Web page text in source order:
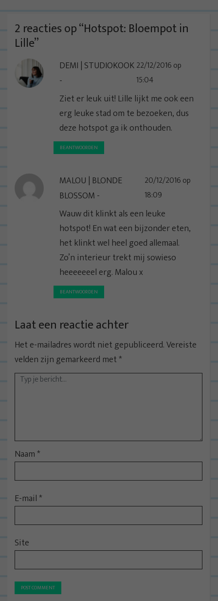
t
n
2 reacties op “Hotspot: Bloempot in
Lille”
DEMI | STUDIOKOOK22/12/2016 op
15:04
Ziet er leuk uit! Lille lijkt me ook een
erg leuke stad om te bezoeken, dus
deze hotspot ga ik onthouden.
BEANTWOORDEN
MALOU | BLONDE
BLOSSOM
20/12/2016 op
18:09
Wauw dit klinkt als een leuke
hotspot! En wat een bijzonder eten,
het klinkt wel heel goed allemaal.
Zo’n interieur trekt mij sowieso
heeeeeeel erg. Malou x
BEANTWOORDEN
Laat een reactie achter
Het e-mailadres wordt niet gepubliceerd.Vereiste
velden zijn gemarkeerd met*
Naam*
E-mail*
Site